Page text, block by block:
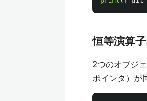
恒等演算子
2つのオブジ
ポインタ）が